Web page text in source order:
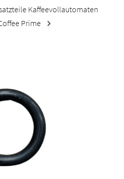
Kaffeevollautomaten
Prime